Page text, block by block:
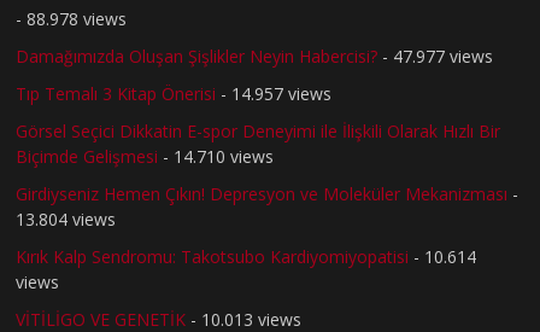
- 88.978 views
Damağımızda Oluşan Şişlikler Neyin Habercisi? - 47.977 views
Tıp Temalı 3 Kitap Önerisi - 14.957 views
Görsel Seçici Dikkatin E-spor Deneyimi ile İlişkili Olarak Hızlı Bir
Biçimde Gelişmesi - 14.710 views
Girdiyseniz Hemen Çıkın! Depresyon ve Moleküler Mekanizması -
13.804 views
Kırık Kalp Sendromu: Takotsubo Kardiyomiyopatisi - 10.614
views
VİTİLİGO VE GENETİK - 10.013 views